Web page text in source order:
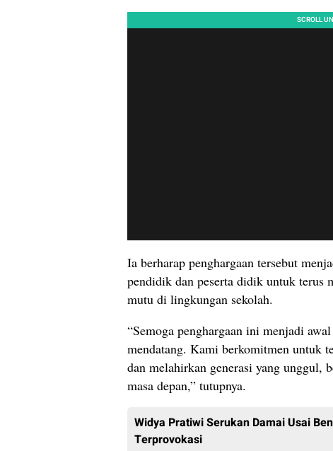
Ia berharap penghargaan tersebut
pendidik dan peserta didik untuk terus
mutu di lingkungan sekolah.
“Semoga penghargaan ini menjadi
mendatang. Kami berkomitmen untuk
dan melahirkan generasi yang unggul,
masa depan,” tutupnya.
Widya Pratiwi Serukan Damai Usai
Terprovokasi